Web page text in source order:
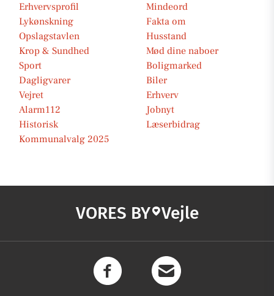
Erhvervsprofil
Mindeord
Lykønskning
Fakta om
Opslagstavlen
Husstand
Krop & Sundhed
Mød dine naboer
Sport
Boligmarked
Dagligvarer
Biler
Vejret
Erhverv
Alarm112
Jobnyt
Historisk
Læserbidrag
Kommunalvalg 2025
VORES BY Vejle